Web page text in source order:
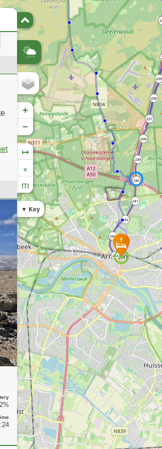
240
236
244
238
242
235
237
239
241
243 1
+
−
↦
×
m
Key